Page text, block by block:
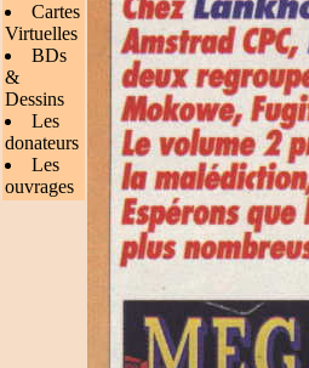
Cartes
Virtuelles
BDs
&
Dessins
Les
donateurs
Les
ouvrages